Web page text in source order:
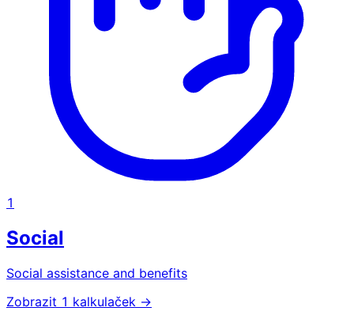
1
Social
Social assistance and benefits
Zobrazit 1 kalkulaček →